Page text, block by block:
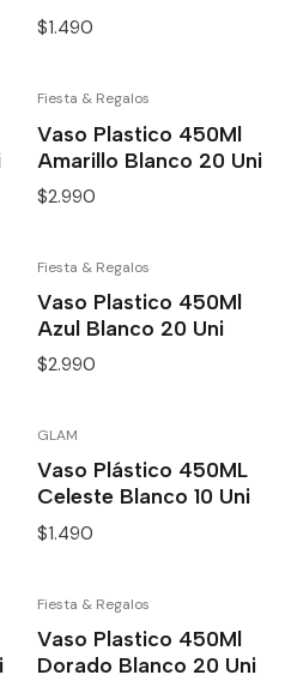
$1.490
Fiesta & Regalos
Vaso Plastico 450Ml
Amarillo Blanco 20 Uni
$2.990
Fiesta & Regalos
Vaso Plastico 450Ml
Azul Blanco 20 Uni
$2.990
GLAM
Vaso Plástico 450ML
Celeste Blanco 10 Uni
$1.490
Fiesta & Regalos
Vaso Plastico 450Ml
Dorado Blanco 20 Uni